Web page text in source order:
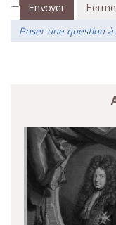
Envoyer
Poser une question